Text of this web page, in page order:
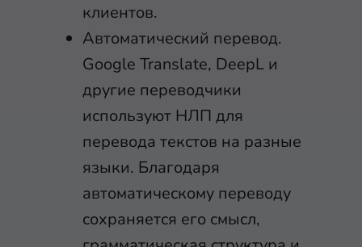
клиентов.
Автоматический перевод.
Google Translate, DeepL и
другие переводчики
используют НЛП для
перевода текстов на разные
языки. Благодаря
автоматическому переводу
сохраняется его смысл,